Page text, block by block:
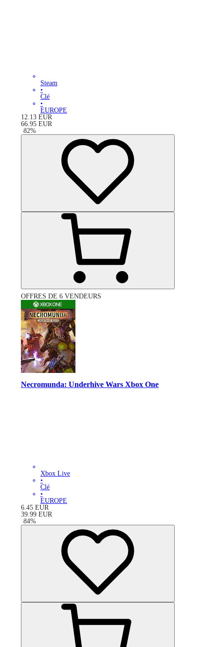
Steam
•
Clé
•
EUROPE
12.13 EUR
66.95 EUR
-82%
OFFRES DE 6 VENDEURS
Necromunda: Underhive Wars Xbox One
Xbox Live
•
Clé
•
EUROPE
6.45 EUR
39.99 EUR
-84%